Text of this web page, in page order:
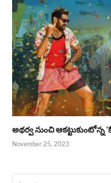
అథర్వ నుంచి
November 25, 2023